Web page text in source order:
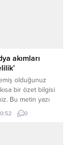
akımları
olduğunuz
bir özet bilgisi
Bu metin yazı
“Özet”
Özet
0